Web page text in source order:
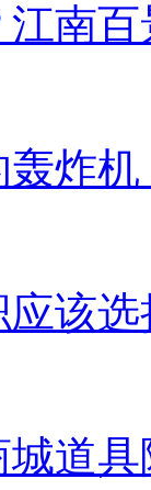
江南百
炸机
该
道具